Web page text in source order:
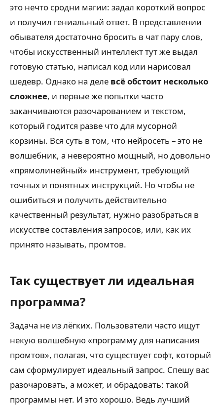
это нечто сродни магии: задал короткий вопрос
и получил гениальный ответ. В представлении
обывателя достаточно бросить в чат пару слов,
чтобы искусственный интеллект тут же выдал
готовую статью, написал код или нарисовал
шедевр. Однако на деле всё обстоит несколько
сложнее, и первые же попытки часто
заканчиваются разочарованием и текстом,
который годится разве что для мусорной
корзины. Вся суть в том, что нейросеть – это не
волшебник, а невероятно мощный, но довольно
«прямолинейный» инструмент, требующий
точных и понятных инструкций. Но чтобы не
ошибиться и получить действительно
качественный результат, нужно разобраться в
искусстве составления запросов, или, как их
принято называть, промтов.
Так существует ли идеальная
программа?
Задача не из лёгких. Пользователи часто ищут
некую волшебную «программу для написания
промтов», полагая, что существует софт, который
сам сформулирует идеальный запрос. Спешу вас
разочаровать, а может, и обрадовать: такой
программы нет. И это хорошо. Ведь лучший